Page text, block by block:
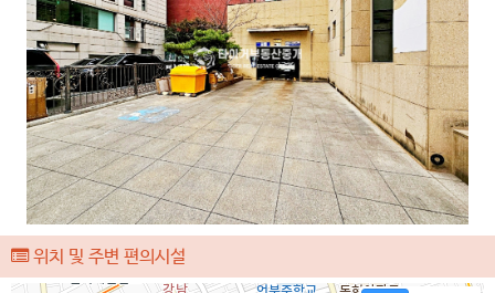
위치 및 주변 편의시설